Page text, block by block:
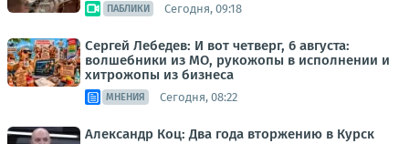
ПАБЛИКИ Сегодня, 09:18
Сергей Лебедев: И вот четверг, 6 августа:
волшебники из МО, рукожопы в исполнении и
хитрожопы из бизнеса
МНЕНИЯ Сегодня, 08:22
Александр Коц: Два года вторжению в Курск